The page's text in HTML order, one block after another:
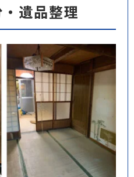
遺品整理